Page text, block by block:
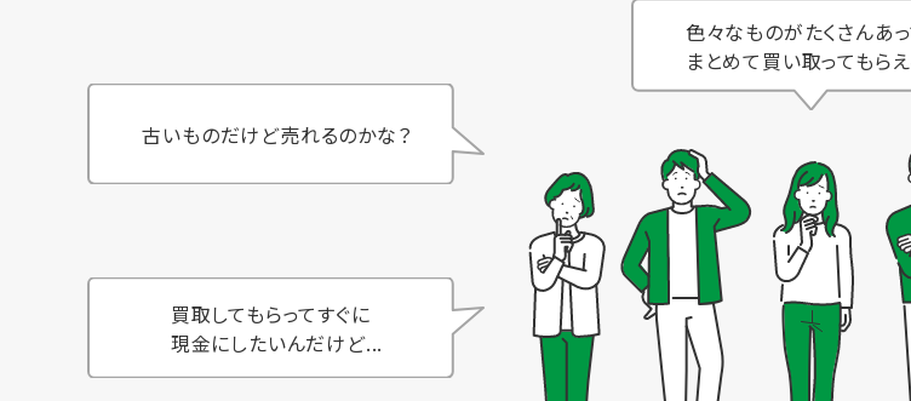
色々なものがたくさんあっ
まとめて買い取ってもらえ
古いものだけど売れるのかな？
買取してもらってすぐに
現金にしたいんだけど...